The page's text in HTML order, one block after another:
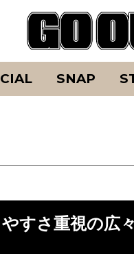
SNAP
すさ重視の広